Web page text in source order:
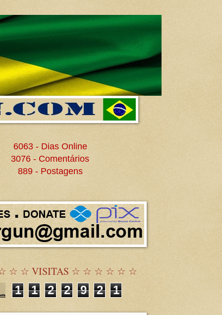
6063 - Dias Online
3076 - Comentários
889 - Postagens
☆ ☆ VISITAS ☆ ☆ ☆ ☆ ☆ ☆
1
1 2 2 9 2 1